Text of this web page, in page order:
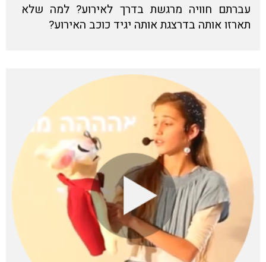
עברתם חוויה מרגשת בדרך לאירוע? למה שלא
תארזו אותה בדרצגת אותה יגיד כוכב האירוע?